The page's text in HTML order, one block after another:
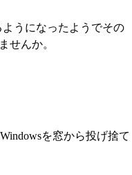
うになったようでその
せんか。
を窓から投げ捨て